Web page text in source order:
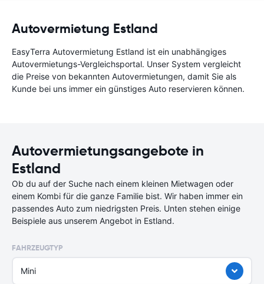
Autovermietung Estland
EasyTerra Autovermietung Estland ist ein unabhängiges
Autovermietungs-Vergleichsportal. Unser System vergleicht
die Preise von bekannten Autovermietungen, damit Sie als
Kunde bei uns immer ein günstiges Auto reservieren können.
Autovermietungsangebote in
Estland
Ob du auf der Suche nach einem kleinen Mietwagen oder
einem Kombi für die ganze Familie bist. Wir haben immer ein
passendes Auto zum niedrigsten Preis. Unten stehen einige
Beispiele aus unserem Angebot in Estland.
FAHRZEUGTYP
Mini